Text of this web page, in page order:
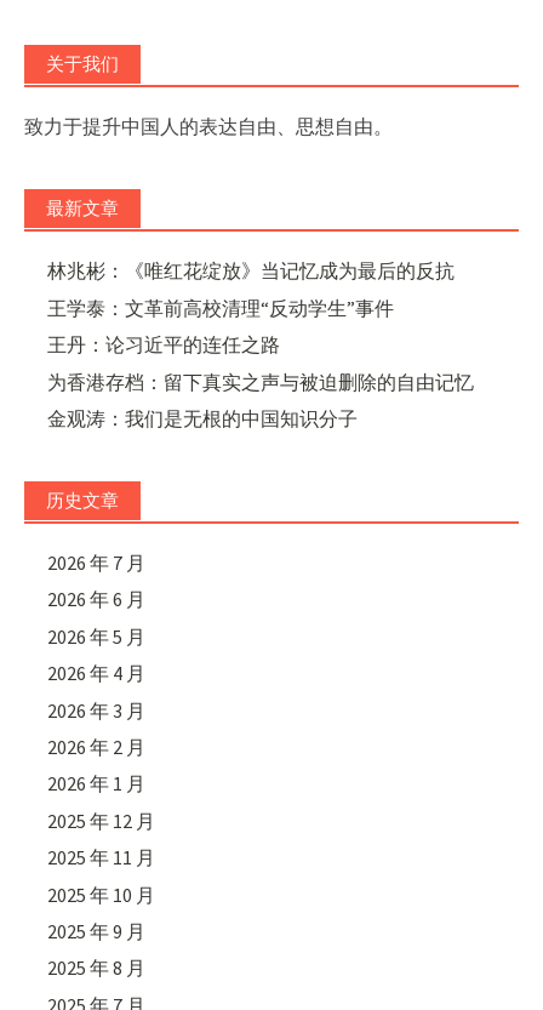
关于我们
致力于提升中国人的表达自由、思想自由。
最新文章
林兆彬：《唯红花绽放》当记忆成为最后的反抗
王学泰：文革前高校清理“反动学生”事件
王丹：论习近平的连任之路
为香港存档：留下真实之声与被迫删除的自由记忆
金观涛：我们是无根的中国知识分子
历史文章
2026 年 7 月
2026 年 6 月
2026 年 5 月
2026 年 4 月
2026 年 3 月
2026 年 2 月
2026 年 1 月
2025 年 12 月
2025 年 11 月
2025 年 10 月
2025 年 9 月
2025 年 8 月
2025 年 7 月